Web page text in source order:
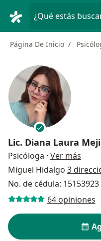
¿Qué estás
Página De Inicio
Lic. Diana Laura
Psicóloga · Ver más
Miguel Hidalgo 3
No. de cédula: 15153923
64 opiniones